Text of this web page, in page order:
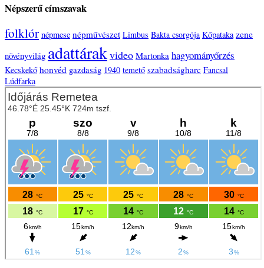
Népszerű címszavak
folklór népmese népművészet Limbus Bakta csorgója Kőpataka zene
növényvilág adattárakvideo Martonka hagyományőrzés
Kecskekő honvéd gazdaság 1940 temető szabadságharc Fancsal
Lúdfarka